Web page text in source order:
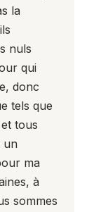
la
nuls
qui
donc
tels que
tous
un
ma
à
sommes